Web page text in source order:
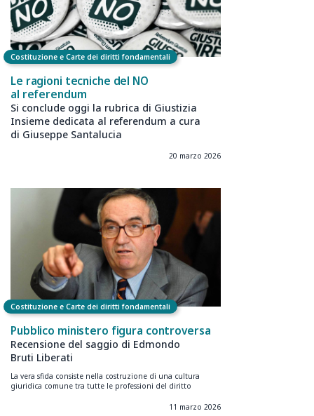
Costituzione e Carte dei diritti fondamentali
Le ragioni tecniche del NO
al referendum
Si conclude oggi la rubrica di Giustizia
Insieme dedicata al referendum a cura
di Giuseppe Santalucia
20 marzo 2026
Costituzione e Carte dei diritti fondamentali
Pubblico ministero figura controversa
Recensione del saggio di Edmondo
Bruti Liberati
La vera sfida consiste nella costruzione di una cultura
giuridica comune tra tutte le professioni del diritto
11 marzo 2026